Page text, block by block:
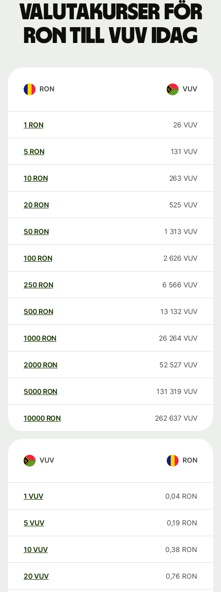
Valutakurser för
RON till VUV idag
RON VUV
1 RON 26 VUV
5 RON 131 VUV
10 RON 263 VUV
20 RON 525 VUV
50 RON 1 313 VUV
100 RON 2 626 VUV
250 RON 6 566 VUV
500 RON 13 132 VUV
1000 RON 26 264 VUV
2000 RON 52 527 VUV
5000 RON 131 319 VUV
10000 RON 262 637 VUV
VUV RON
1 VUV 0,04 RON
5 VUV 0,19 RON
10VUV 0,38 RON
20VUV 0,76 RON